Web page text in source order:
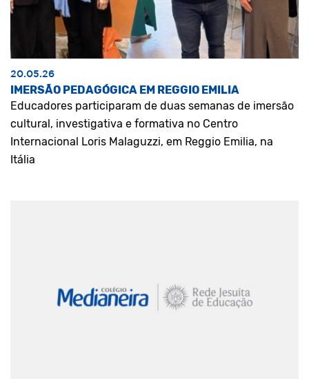
20.05.26
IMERSÃO PEDAGÓGICA EM REGGIO EMILIA
Educadores participaram de duas semanas de imersão
cultural, investigativa e formativa no Centro
Internacional Loris Malaguzzi, em Reggio Emilia, na
Itália